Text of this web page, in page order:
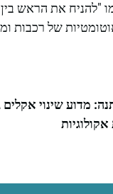
"להניח את הראש
של רכבות
מדוע שינוי אקלים